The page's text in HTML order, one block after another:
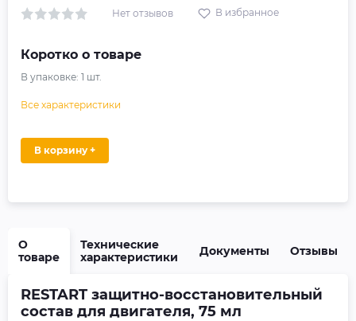
Нет отзывов В избранное
Коротко о товаре
В упаковке: 1 шт.
Все характеристики
В корзину +
О
товаре
Технические
характеристики
Документы Отзывы
RESTART защитно-восстановительный
состав для двигателя, 75 мл